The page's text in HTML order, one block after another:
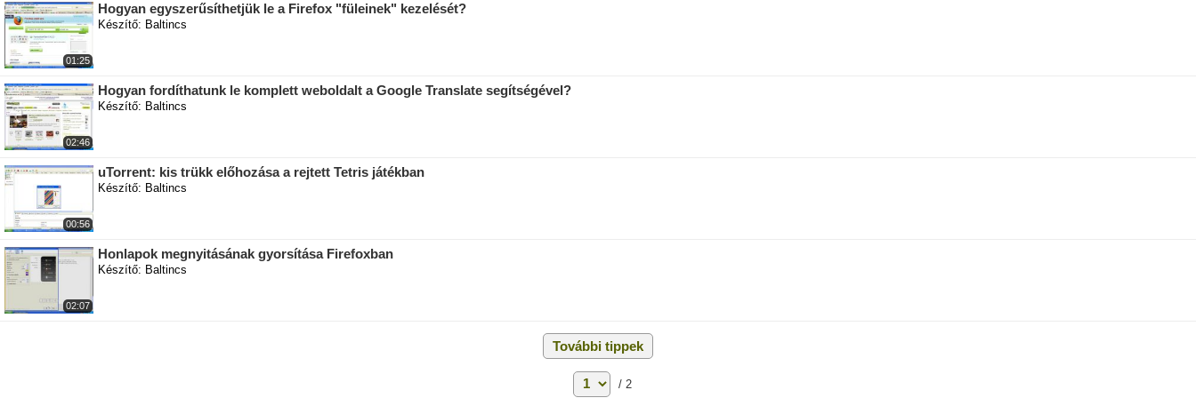
01:25
Hogyan egyszerűsíthetjük le a Firefox "füleinek" kezelését?
Készítő: Baltincs
02:46
Hogyan fordíthatunk le komplett weboldalt a Google Translate segítségével?
Készítő: Baltincs
00:56
uTorrent: kis trükk előhozása a rejtett Tetris játékban
Készítő: Baltincs
02:07
Honlapok megnyitásának gyorsítása Firefoxban
Készítő: Baltincs
További tippek
/ 2